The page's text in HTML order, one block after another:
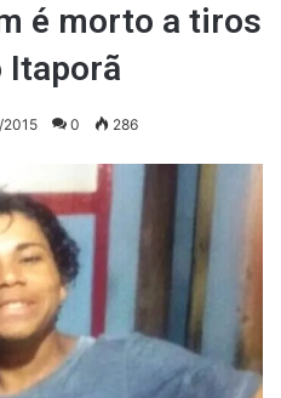
é morto a tiros
Itaporã
0 286